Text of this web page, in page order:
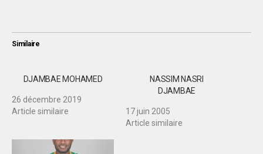
Similaire
DJAMBAE MOHAMED
26 décembre 2019
Article similaire
NASSIM NASRI
DJAMBAE
17 juin 2005
Article similaire